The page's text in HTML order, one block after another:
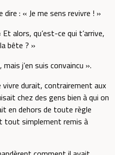
: « Je me sens revivre ! »
alors, qu’est-ce qui t’arrive,
bête ? »
j’en suis convaincu ».
durait, contrairement aux
chez des gens bien à qui on
en dehors de toute règle
tout simplement remis à